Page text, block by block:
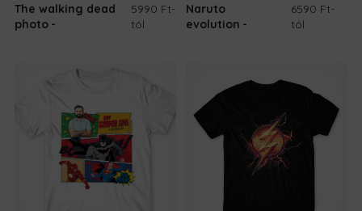
The walking dead
photo
5990 Ft-
tól
Naruto
evolution
6590 Ft-
tól